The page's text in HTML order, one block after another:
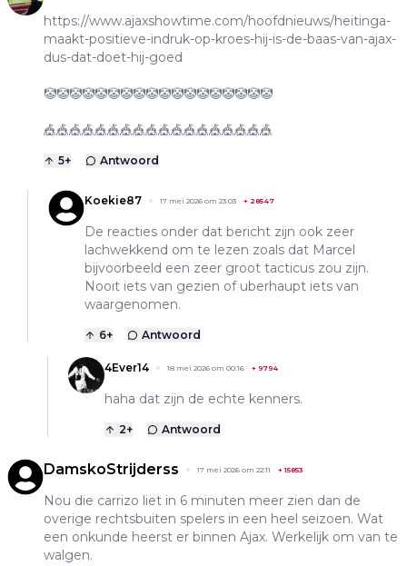
https://www.ajaxshowtime.com/hoofdnieuws/heitinga-
maakt-positieve-indruk-op-kroes-hij-is-de-baas-van-ajax-
dus-dat-doet-hij-goed
🤡🤡🤡🤡🤡🤡🤡🤡🤡🤡🤡🤡🤡🤡🤡🤡🤡🤡
🎪🎪🎪🎪🎪🎪🎪🎪🎪🎪🎪🎪🎪🎪🎪🎪🎪🎪
5+ Antwoord
Koekie87 17 mei 2026 om 23:03 + 28547
De reacties onder dat bericht zijn ook zeer
lachwekkend om te lezen zoals dat Marcel
bijvoorbeeld een zeer groot tacticus zou zijn.
Nooit iets van gezien of uberhaupt iets van
waargenomen.
6+ Antwoord
4Ever14 18 mei 2026 om 00:16 + 9794
haha dat zijn de echte kenners.
2+ Antwoord
DamskoStrijderss 17 mei 2026 om 22:11 +15853
Nou die carrizo liet in 6 minuten meer zien dan de
overige rechtsbuiten spelers in een heel seizoen. Wat
een onkunde heerst er binnen Ajax. Werkelijk om van te
walgen.